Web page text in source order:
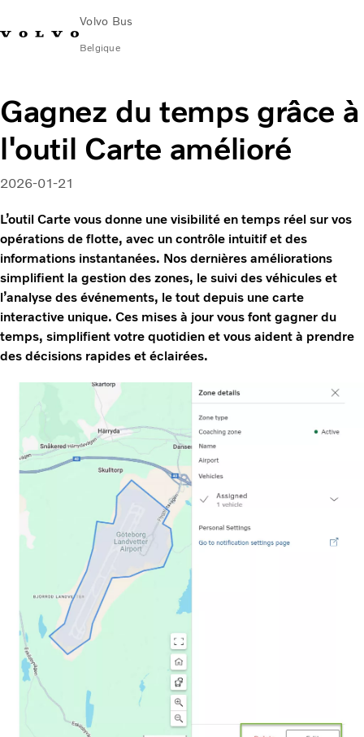
Volvo Bus
Belgique
Urbain et interurbain
Autocars
Services
Contact
News & Insights
Gagnez du temps grâce à
l'outil Carte amélioré
2026-01-21
L’outil Carte vous donne une visibilité en temps réel sur vos
opérations de flotte, avec un contrôle intuitif et des
informations instantanées. Nos dernières améliorations
simplifient la gestion des zones, le suivi des véhicules et
l’analyse des événements, le tout depuis une carte
interactive unique. Ces mises à jour vous font gagner du
temps, simplifient votre quotidien et vous aident à prendre
des décisions rapides et éclairées.